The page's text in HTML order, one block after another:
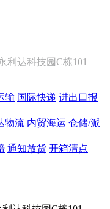
利达科技园C栋101
输 国际快递 进出口报
物流 内贸海运 仓储/派
通知放货 开箱清点